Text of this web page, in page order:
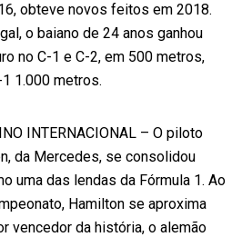
obteve novos feitos em 2018.
o baiano de 24 anos ganhou
no C-1 e C-2, em 500 metros,
1.000 metros.
INTERNACIONAL – O piloto
da Mercedes, se consolidou
uma das lendas da Fórmula 1. Ao
Hamilton se aproxima
vencedor da história, o alemão